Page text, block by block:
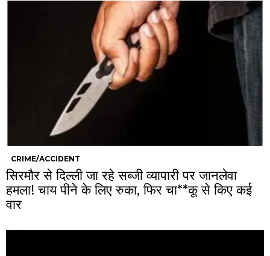
CRIME/ACCIDENT
सिरमौर से दिल्ली जा रहे सब्जी व्यापारी पर जानलेवा
हमला! चाय पीने के लिए रुका, फिर चा**कू से किए कई
वार